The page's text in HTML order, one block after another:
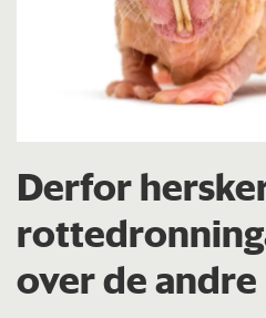
Derfor
over de